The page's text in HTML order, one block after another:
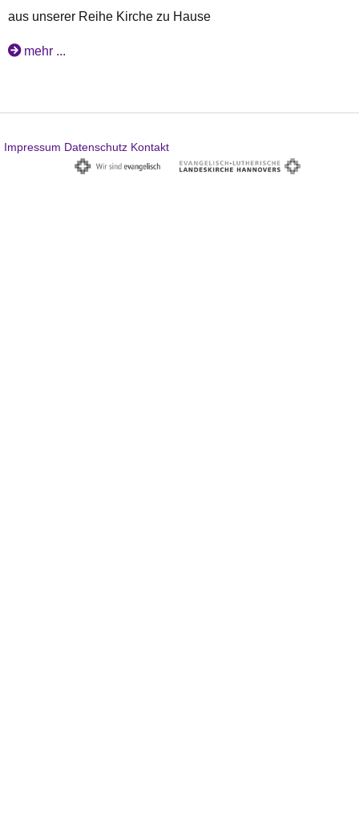
aus unserer Reihe Kirche zu Hause
mehr ...
Impressum Datenschutz Kontakt